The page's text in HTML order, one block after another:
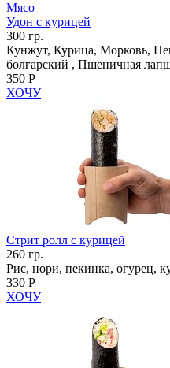
Мясо
Удон с курицей
300 гр.
Кунжут, Курица, Морковь,
болгарский , Пшеничная
350 Р
ХОЧУ
Стрит ролл с курицей
260 гр.
Рис, нори, пекинка, огурец,
330 Р
ХОЧУ